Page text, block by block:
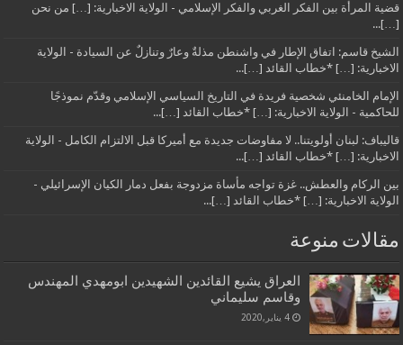
قضية المرأة بين الفكر الغربي والفكر الإسلامي - الولاية الاخبارية: […] من نحن
[…]...
الشيخ قاسم: اتفاق الإطار في واشنطن مذلةٌ وعارٌ وتنازلٌ عن السيادة - الولاية
الاخبارية: […] *خطاب القائد […]...
الإمام الخامنئي شخصية فريدة في التاريخ السياسي الإسلامي وقدّم نموذجًا
للحاكمية - الولاية الاخبارية: […] *خطاب القائد […]...
قاليباف: لبنان أولويتنا.. لا مفاوضات جديدة مع أميركا قبل الالتزام الكامل - الولاية
الاخبارية: […] *خطاب القائد […]...
بين الركام والعطش.. غزة تواجه مأساة مزدوجة بفعل دمار الكيان الإسرائيلي -
الولاية الاخبارية: […] *خطاب القائد […]...
مقالات منوعة
العراق يشيع القائدين الشهيدين ابومهدي المهندس
وقاسم سليماني
4 يناير,2020